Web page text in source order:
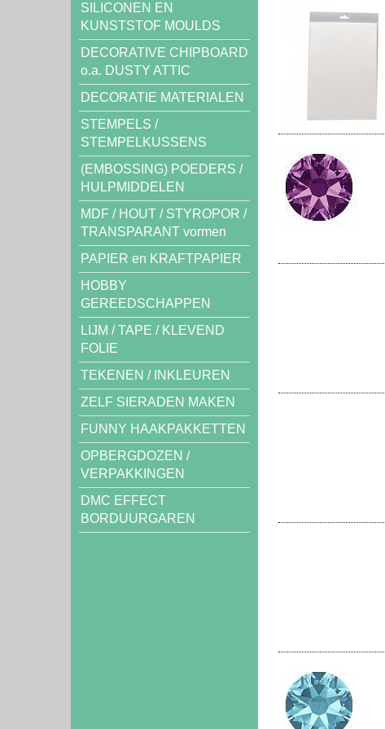
SILICONEN EN
KUNSTSTOF MOULDS
DECORATIVE CHIPBOARD
o.a. DUSTY ATTIC
DECORATIE MATERIALEN
STEMPELS /
STEMPELKUSSENS
(EMBOSSING) POEDERS /
HULPMIDDELEN
MDF / HOUT / STYROPOR /
TRANSPARANT vormen
PAPIER en KRAFTPAPIER
HOBBY
GEREEDSCHAPPEN
LIJM / TAPE / KLEVEND
FOLIE
TEKENEN / INKLEUREN
ZELF SIERADEN MAKEN
FUNNY HAAKPAKKETTEN
OPBERGDOZEN /
VERPAKKINGEN
DMC EFFECT
BORDUURGAREN